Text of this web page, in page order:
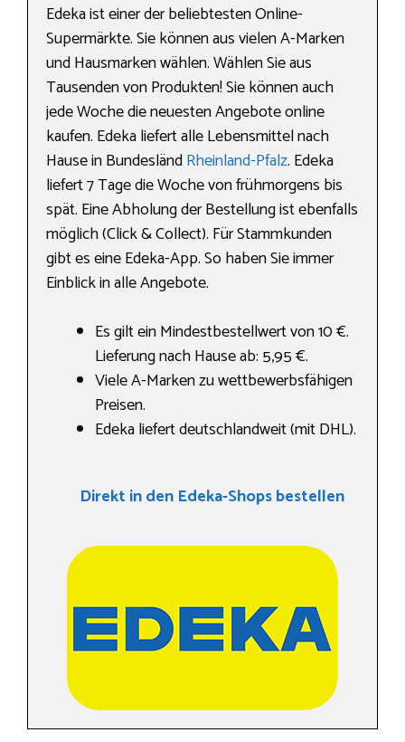
Edeka ist einer der beliebtesten Online-
Supermärkte. Sie können aus vielen A-Marken
und Hausmarken wählen. Wählen Sie aus
Tausenden von Produkten! Sie können auch
jede Woche die neuesten Angebote online
kaufen. Edeka liefert alle Lebensmittel nach
Hause in BundesländRheinland-Pfalz. Edeka
liefert 7 Tage die Woche von frühmorgens bis
spät. Eine Abholung der Bestellung ist ebenfalls
möglich (Click & Collect). Für Stammkunden
gibt es eine Edeka-App. So haben Sie immer
Einblick in alle Angebote.
Es gilt ein Mindestbestellwert von 10 €.
Lieferung nach Hause ab: 5,95 €.
Viele A-Marken zu wettbewerbsfähigen
Preisen.
Edeka liefert deutschlandweit (mit DHL).
Direkt in den Edeka-Shops bestellen